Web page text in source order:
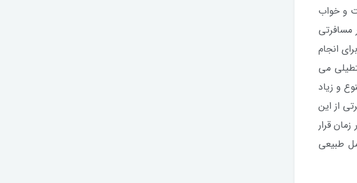
و خواب
انجام
می
و زیاد
از این
قرار
طبیعی